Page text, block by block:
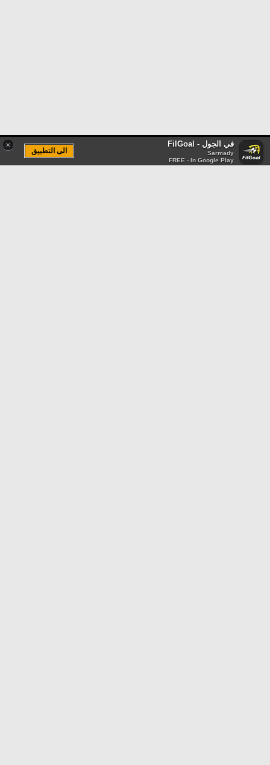
× في الجول - FilGoal
Sarmady
FREE - In Google Play
الى التطبيق